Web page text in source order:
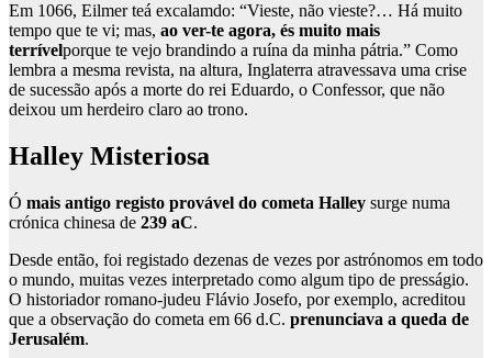
Em 1066, Eilmer teá excalamdo: “Vieste, não vieste?… Há muito
tempo que te vi; mas, ao ver-te agora, és muito mais
terrívelporque te vejo brandindo a ruína da minha pátria.” Como
lembra a mesma revista, na altura, Inglaterra atravessava uma crise
de sucessão após a morte do rei Eduardo, o Confessor, que não
deixou um herdeiro claro ao trono.
Halley Misteriosa
Ó mais antigo registo provável do cometa Halley surge numa
crónica chinesa de 239 aC.
Desde então, foi registado dezenas de vezes por astrónomos em todo
o mundo, muitas vezes interpretado como algum tipo de presságio.
O historiador romano-judeu Flávio Josefo, por exemplo, acreditou
que a observação do cometa em 66 d.C. prenunciava a queda de
Jerusalém.